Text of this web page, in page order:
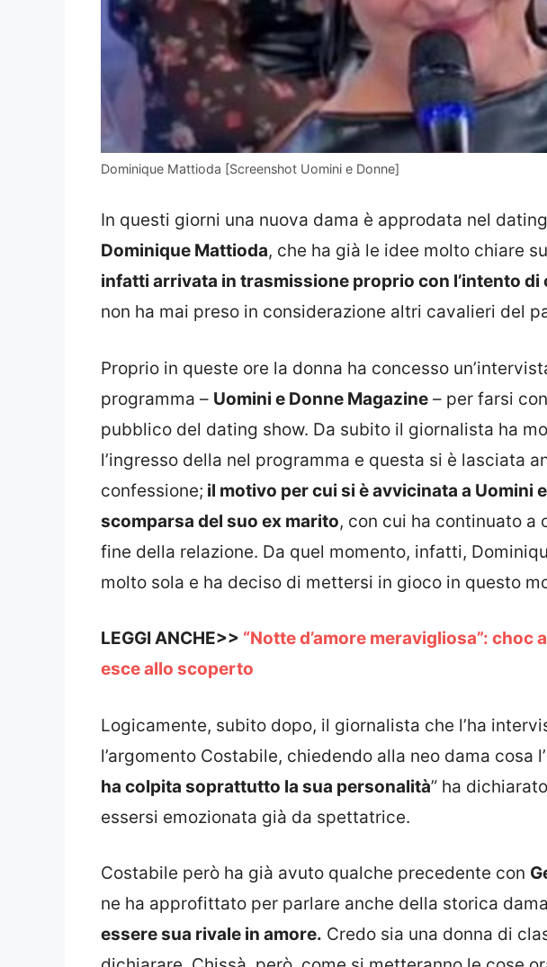
Dominique Mattioda [Screenshot Uomini e Donne]
In questi giorni una nuova dama è approdata nel
Dominique Mattioda, che ha già le idee molto chiare
infatti arrivata in trasmissione proprio con l’intento
non ha mai preso in considerazione altri cavalieri del
Proprio in queste ore la donna ha concesso
programma – Uomini e Donne Magazine – per farsi
pubblico del dating show. Da subito il giornalista ha
l’ingresso della nel programma e questa si è lasciata
confessione; il motivo per cui si è avvicinata a Uomini
scomparsa del suo ex marito, con cui ha continuato a
fine della relazione. Da quel momento, infatti,
molto sola e ha deciso di mettersi in gioco in questo
LEGGI ANCHE>> “Notte d’amore meravigliosa”: choc
esce allo scoperto
Logicamente, subito dopo, il giornalista che l’ha
l’argomento Costabile, chiedendo alla neo dama cosa
ha colpita soprattutto la sua personalità” ha
essersi emozionata già da spettatrice.
Costabile però ha già avuto qualche precedente con
ne ha approfittato per parlare anche della storica
essere sua rivale in amore. Credo sia una donna di